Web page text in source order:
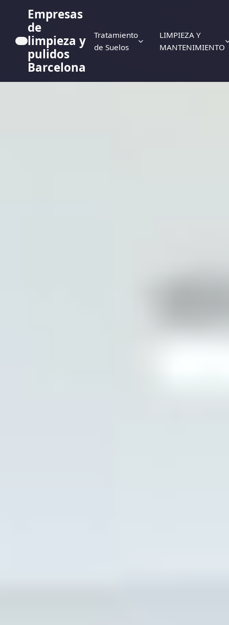
Empresas
de
limpieza y
pulidos
Barcelona
Tratamiento
de Suelos
LIMPIEZA Y
MANTENIMIENTO